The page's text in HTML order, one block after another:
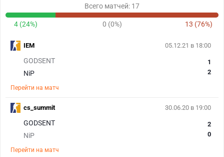
Всего матчей: 17
4 (24%) 0 (0%) 13 (76%)
05.12.21 в 18:00
GODSENT
NiP
1
2
Перейти на матч
IEM
30.06.20 в 19:00
GODSENT
NiP
2
0
Перейти на матч
cs_summit